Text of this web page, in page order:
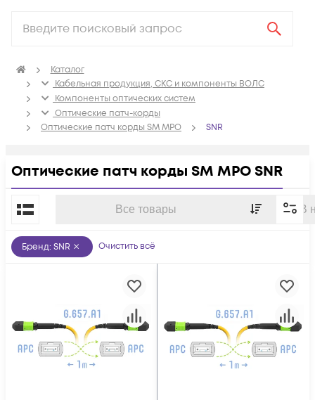
Каталог
Кабельная продукция, СКС и компоненты ВОЛС
Компоненты оптических систем
Оптические патч-корды
Оптические патч корды SM MPO
SNR
Оптические патч корды SM MPO SNR
Все товары В
По популярности
Бренд: SNR Очистить всё